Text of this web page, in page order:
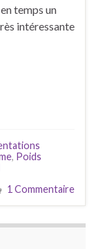
temps un
intéressante
, Poids
1 Commentaire